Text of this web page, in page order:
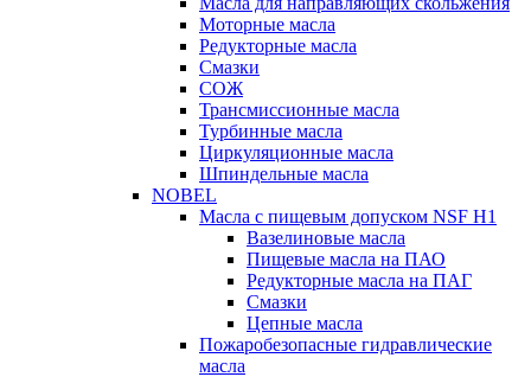
Моторные масла
Редукторные масла
Смазки
СОЖ
Трансмиссионные масла
Турбинные масла
Циркуляционные масла
Шпиндельные масла
NOBEL
Масла с пищевым допуском NSF H1
Вазелиновые масла
Пищевые масла на ПАО
Редукторные масла на ПАГ
Смазки
Цепные масла
Пожаробезопасные гидравлические
масла